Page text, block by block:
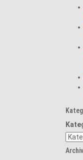
Archiv